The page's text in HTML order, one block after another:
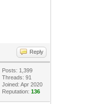
Reply
Posts: 1,399
Threads: 91
Joined: Apr 2020
Reputation:136